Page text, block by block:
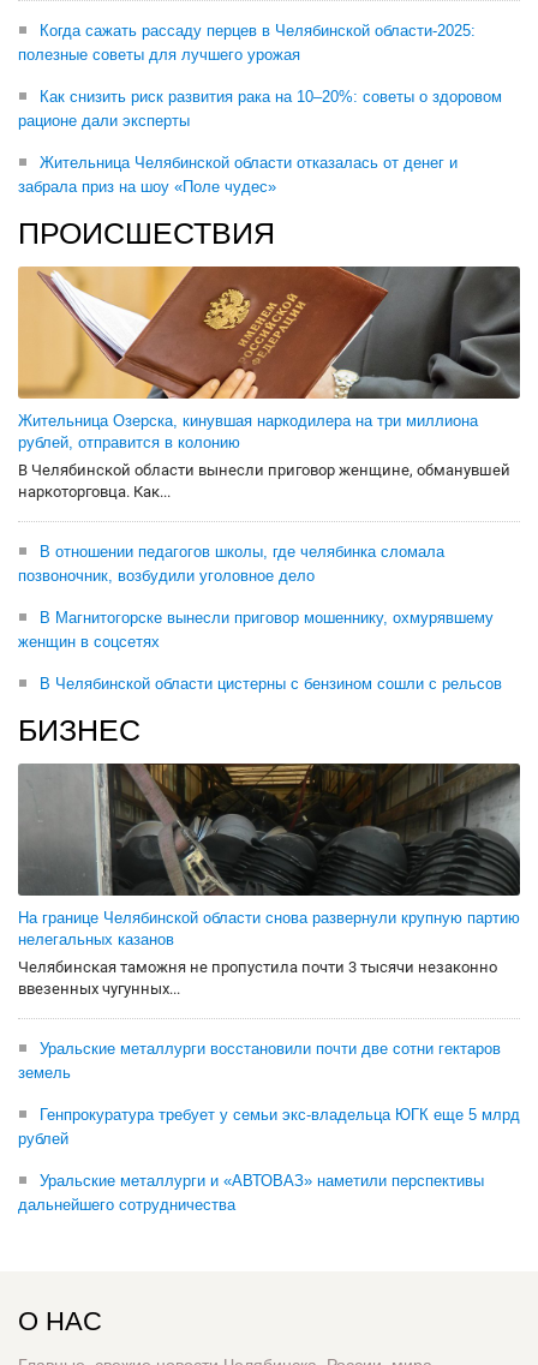
Когда сажать рассаду перцев в Челябинской области-2025:
полезные советы для лучшего урожая
Как снизить риск развития рака на 10–20%: советы о здоровом
рационе дали эксперты
Жительница Челябинской области отказалась от денег и
забрала приз на шоу «Поле чудес»
ПРОИСШЕСТВИЯ
Жительница Озерска, кинувшая наркодилера на три миллиона
рублей, отправится в колонию
В Челябинской области вынесли приговор женщине, обманувшей
наркоторговца. Как...
В отношении педагогов школы, где челябинка сломала
позвоночник, возбудили уголовное дело
В Магнитогорске вынесли приговор мошеннику, охмурявшему
женщин в соцсетях
В Челябинской области цистерны с бензином сошли с рельсов
БИЗНЕС
На границе Челябинской области снова развернули крупную партию
нелегальных казанов
Челябинская таможня не пропустила почти 3 тысячи незаконно
ввезенных чугунных...
Уральские металлурги восстановили почти две сотни гектаров
земель
Генпрокуратура требует у семьи экс-владельца ЮГК еще 5 млрд
рублей
Уральские металлурги и «АВТОВАЗ» наметили перспективы
дальнейшего сотрудничества
О НАС